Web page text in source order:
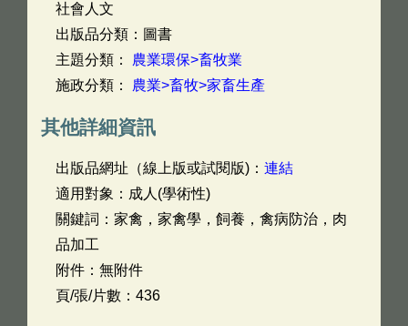
社會人文
出版品分類：圖書
主題分類： 農業環保>畜牧業
施政分類： 農業>畜牧>家畜生產
其他詳細資訊
出版品網址（線上版或試閱版)： 連結
適用對象：成人(學術性)
關鍵詞：家禽，家禽學，飼養，禽病防治，肉
品加工
附件：無附件
頁/張/片數：436